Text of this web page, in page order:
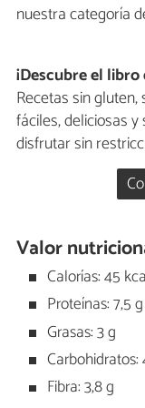
nuestra categoría
¡Descubre el
Recetas sin
fáciles, deliciosas
disfrutar sin
Valor
Calorías: 45
Proteínas: 7,5 g
Grasas: 3 g
Carbohidratos:
Fibra: 3,8 g